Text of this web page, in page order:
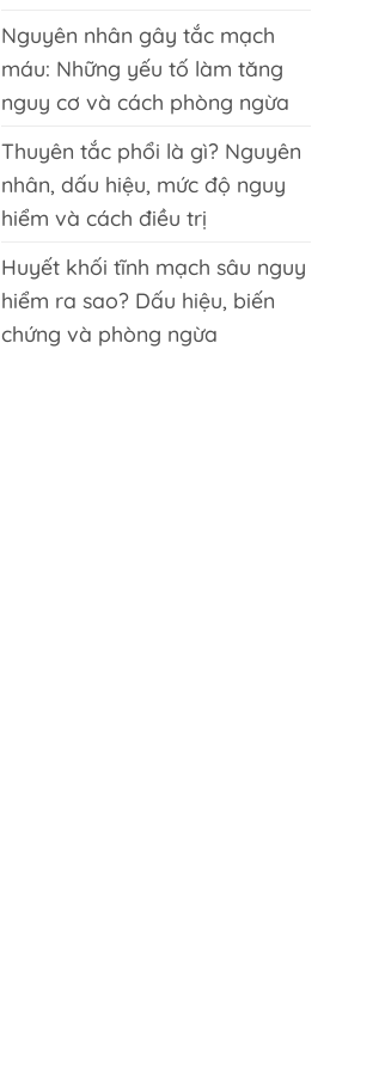
Nguyên nhân gây tắc mạch
máu: Những yếu tố làm tăng
nguy cơ và cách phòng ngừa
Thuyên tắc phổi là gì? Nguyên
nhân, dấu hiệu, mức độ nguy
hiểm và cách điều trị
Huyết khối tĩnh mạch sâu nguy
hiểm ra sao? Dấu hiệu, biến
chứng và phòng ngừa